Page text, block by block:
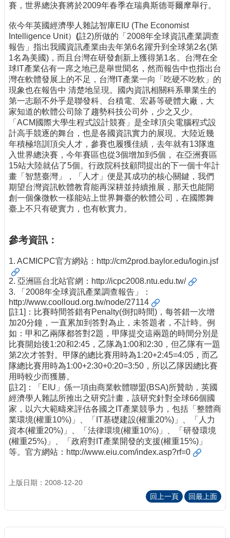
賽，世界總決賽將於2009年春季在瑞典斯德哥爾摩舉行。
依今年英國經濟學人雜誌智庫EIU (The Economist
Intelligence Unit） (註2)所做的「2008年全球資訊產業調查
報告」指出我國資訊產業由去年第6名躍升到全球第2名(第
1名為美國)，而且台灣在研發創新上獲得第1名。台灣在全
球IT產業佔有一席之地已是舉世聞名，然而報告中也指出台
灣在軟體發展上的不足，台灣IT產業一向「吃硬不吃軟」的
現象也在報告中 清楚地呈現。國內資訊相關科系畢業生的
第一志願不外乎是聯發科、台積電、宏碁等硬體大廠，大
家知道的軟體公司除了趨勢科技公司外，少之又少。
「ACM國際大學生程式設計競賽」是全球頂尖電腦程式設
計高手競逐的舞台，也是各國資訊實力的展現。大陸近幾
年積極培訓頂尖人才，參賽也履獲佳績，去年就有13隊進
入世界總決賽，今年賽區也從3個增加到5個， 在亞洲賽區
15站大陸就佔了5個。行政院科技顧問提出的下一個十年計
畫「智慧臺灣」，「人才」便是其成功的核心關鍵，我們
期望台灣資訊軟體教育能再深耕並持續推展，那天也能開
創一個像微軟一樣能站上世界舞臺的軟體公司，在國際舞
臺上不只有硬實力，也有軟實力。
參考資訊：
1. ACMICPC官方網站： http://cm2prod.baylor.edu/login.jsf
2. 亞洲區台北站官網： http://icpc2008.ntu.edu.tw/
3. 「2008年全球資訊產業調查報告」：
http://www.coolloud.org.tw/node/27114
[註1]：比賽時間答錯有Penalty(倒扣時間)，每答錯一次增
加20分鐘，一直累加到答對為止，未答題者，不計時。例
如：甲和乙兩隊都答對2題，甲隊提交這兩題的時間分別是
比賽開始後1:20和2:45，乙隊為1:00和2:30，但乙隊有一題
第2次才答對。甲隊的總比賽用時為1:20+2:45=4:05，而乙
隊總比賽用時為1:00+2:30+0:20=3:50，所以乙隊因總比賽
用時較少而獲勝。
[註2]：「EIU」係一項由商業軟體聯盟(BSA)所贊助，英國
經濟學人雜誌所推出之研究計畫，該研究針對全球66個國
家，以六大範疇來評估各國之IT產業競爭力，包括「整體商
業環境(權重10%)」、「IT基礎建設(權重20%)」、「人力
資本(權重20%)」、「法律環境(權重10%)」、「研發環境
(權重25%)」、「政府對IT產業開發的支援(權重15%)」
等。官方網站： http://www.eiu.com/index.asp?rf=0
上版日期：2008-12-20
回上一頁
回最上面